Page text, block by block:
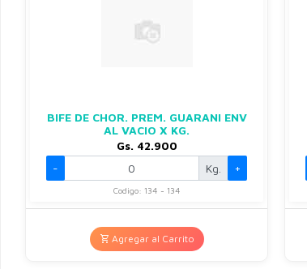
BIFE DE CHOR. PREM. GUARANI ENV
AL VACIO X KG.
Gs. 42.900
-
Kg. +
Codigo: 134 - 134
Agregar al Carrito